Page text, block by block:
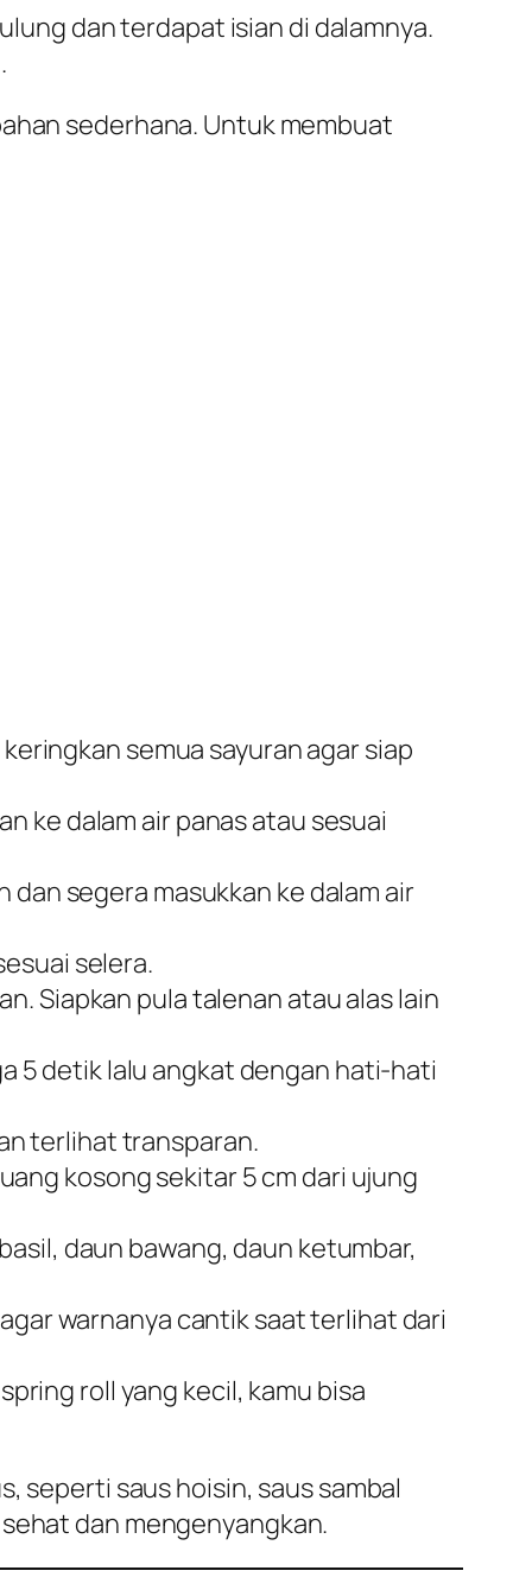
dan terdapat isian di dalamnya.
sederhana. Untuk membuat
semua sayuran agar siap
ke dalam air panas atau sesuai
segera masukkan ke dalam air
selera.
Siapkan pula talenan atau alas lain
5 detik lalu angkat dengan hati-hati
terlihat transparan.
kosong sekitar 5 cm dari ujung
daun bawang, daun ketumbar,
warnanya cantik saat terlihat dari
roll yang kecil, kamu bisa
seperti saus hoisin, saus sambal
dan mengenyangkan.